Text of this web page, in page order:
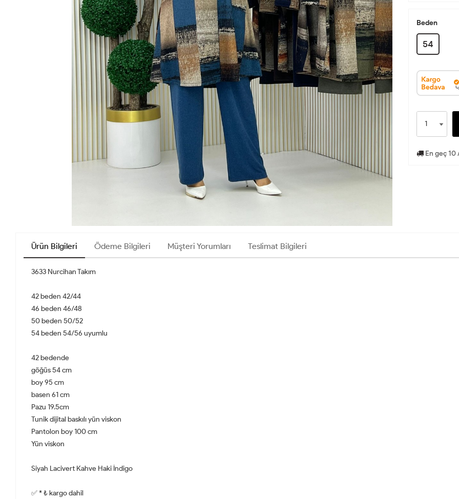
Beden
54
En geç 10
Ürün Bilgileri Ödeme Bilgileri Müşteri Yorumları Teslimat Bilgileri
3633 Nurcihan Takım
42 beden 42/44
46 beden 46/48
50 beden 50/52
54 beden 54/56 uyumlu
42 bedende
göğüs 54 cm
boy 95 cm
basen 61 cm
Pazu 19.5cm
Tunik dijital baskılı yün viskon
Pantolon boy 100 cm
Yün viskon
Siyah Lacivert Kahve Haki İndigo
✅ * ₺ kargo dahil